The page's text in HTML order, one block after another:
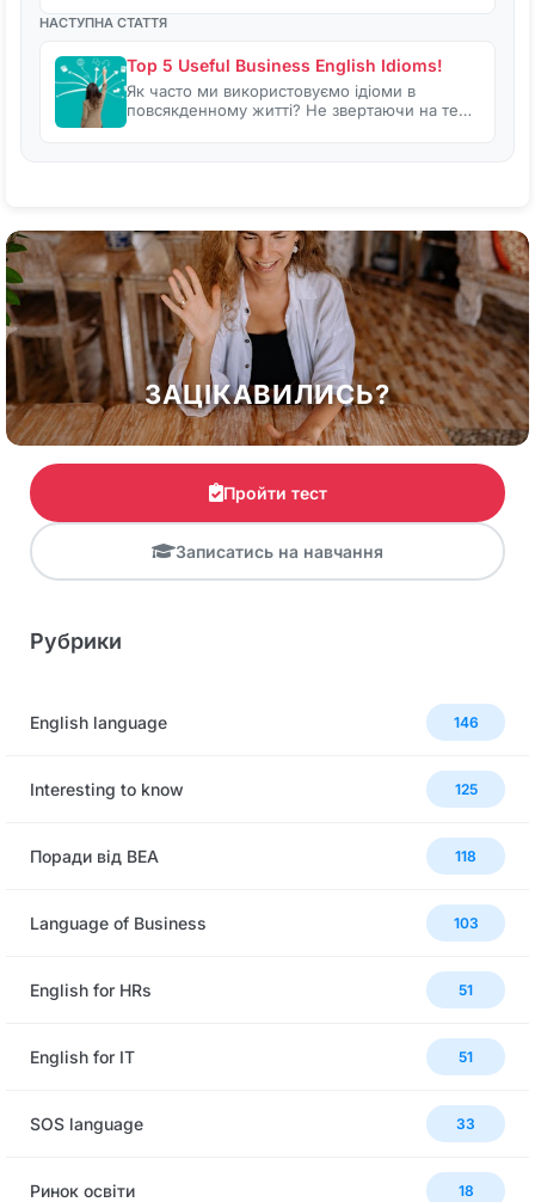
НАСТУПНА СТАТТЯ
Top 5 Useful Business English Idioms!
Як часто ми використовуємо ідіоми в
повсякденному житті? Не звертаючи на те…
ЗАЦІКАВИЛИСЬ?
Пройти тест
Записатись на навчання
Рубрики
English language 146
Interesting to know 125
Поради від BEA 118
Language of Business 103
English for HRs 51
English for IT 51
SOS language 33
Ринок освіти 18